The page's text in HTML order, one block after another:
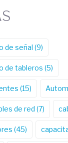
de señal (9)
de tableros (5)
(15)
de red (7)
(45)